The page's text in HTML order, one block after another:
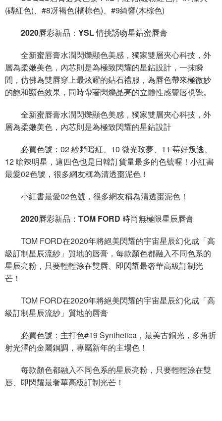
(磚紅色)、#8冴褐色(橘棕色)、#9綺響(木棕色)
2020唇彩新品：YSL 情挑誘吻星鉆蜜唇膏
全新蜜唇膏水潤閃爍顯色美感，獨家雙層夾心科技，外
層為柔嫩美色，內芯則是為極致閃耀的星鉆設計，一抹瞬
間，仿佛為雙唇穿上最炫耀的鉆石禮服，為唇色帶來極微妙
的飽和顯色效果，同時帶著閃爍晶亮的立體性感豐唇視覺。
全新蜜唇膏水潤閃爍顯色美感，獨家雙層夾心科技，外
層為柔嫩美色，內芯則是為極致閃耀的星鉆設計
必買色號：02 紗野暗紅、10 微光玫夢、11 莓好叛逃、
12 嗆辣明星，這四色也是日韓訂貨量最多的色號喔！小紅書
最愛02色號，很多網友稱為清透棗泥色！
小紅書最愛02色號，很多網友稱為清透棗泥色！
2020唇彩新品：TOM FORD 時尚無極限星辰唇膏
TOM FORD在2020年將絕美閃耀的宇宙星辰幻化成「高
級訂制星辰流紗」質地的唇膏，每款顏色都融入不同色系的
星辰亮粉，只要輕輕涂在雙唇、即閃耀最奢華高級訂制光
芒！
TOM FORD在2020年將絕美閃耀的宇宙星辰幻化成「高
級訂制星辰流紗」質地的唇膏
必買色號：主打色#19 Synthetica，最美古銅光，多角折
射光澤的金屬銅調，專屬新年的主場色！
每款顏色都融入不同色系的星辰亮粉，只要輕輕涂在雙
唇、即閃耀最奢華高級訂制光芒！